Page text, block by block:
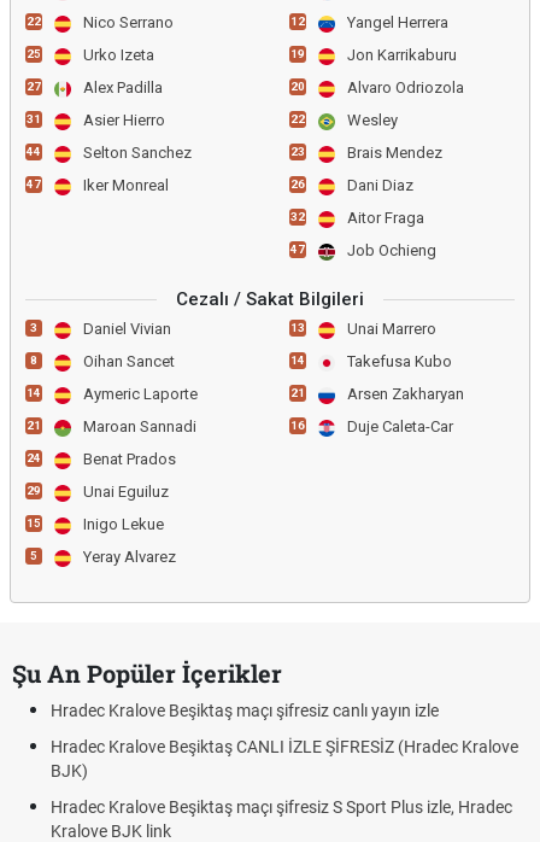
22 Nico Serrano
25 Urko Izeta
27 Alex Padilla
31 Asier Hierro
44 Selton Sanchez
47 Iker Monreal
12 Yangel Herrera
19 Jon Karrikaburu
20 Alvaro Odriozola
22 Wesley
23 Brais Mendez
26 Dani Diaz
32 Aitor Fraga
47 Job Ochieng
Cezalı / Sakat Bilgileri
3 Daniel Vivian
8 Oihan Sancet
14 Aymeric Laporte
21 Maroan Sannadi
24 Benat Prados
29 Unai Eguiluz
15 Inigo Lekue
5 Yeray Alvarez
13 Unai Marrero
14 Takefusa Kubo
21 Arsen Zakharyan
16 Duje Caleta-Car
Şu An Popüler İçerikler
Hradec Kralove Beşiktaş maçı şifresiz canlı yayın izle
Hradec Kralove Beşiktaş CANLI İZLE ŞİFRESİZ (Hradec Kralove
BJK)
Hradec Kralove Beşiktaş maçı şifresiz S Sport Plus izle, Hradec
Kralove BJK link